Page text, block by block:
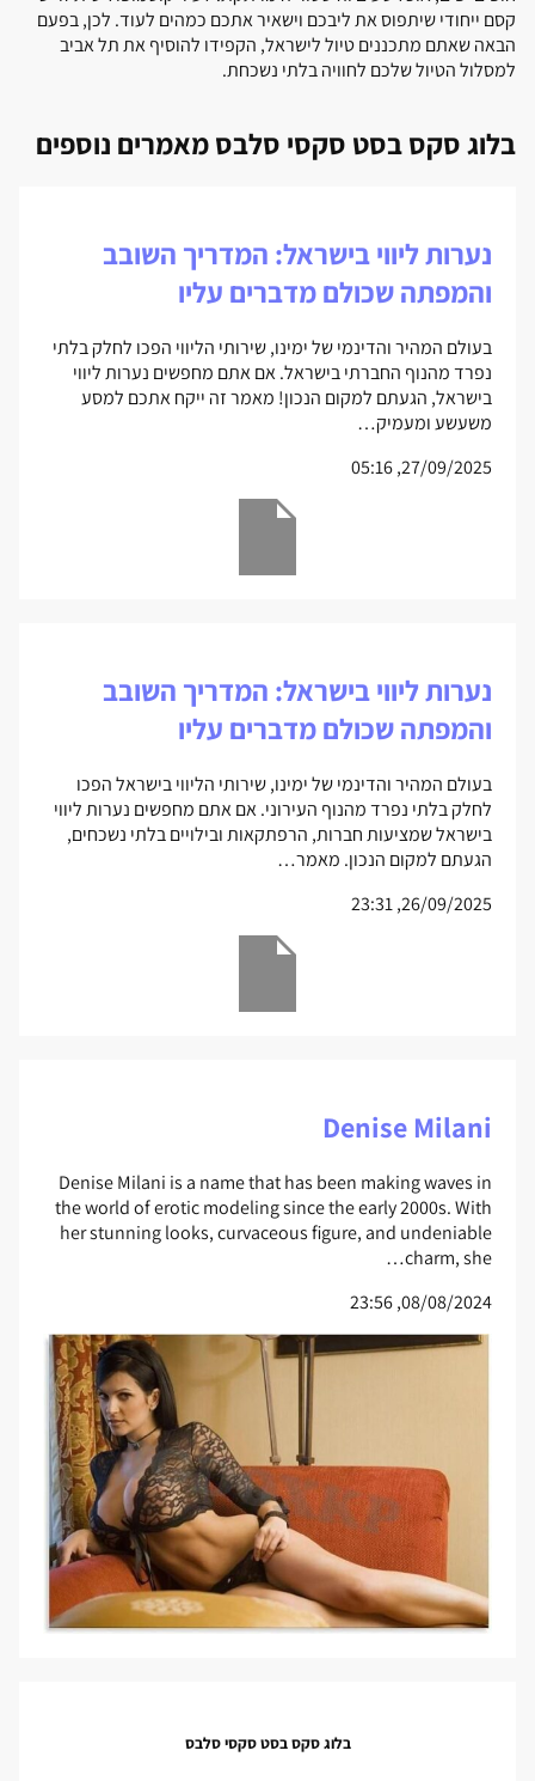
קסם ייחודי שיתפוס את ליבכם וישאיר אתכם כמהים לעוד. לכן, בפעם
הבאה שאתם מתכננים טיול לישראל, הקפידו להוסיף את תל אביב
למסלול הטיול שלכם לחוויה בלתי נשכחת.
בלוג סקס בסט סקסי סלבס מאמרים נוספים
נערות ליווי בישראל: המדריך השובב
והמפתה שכולם מדברים עליו
בעולם המהיר והדינמי של ימינו, שירותי הליווי הפכו לחלק בלתי
נפרד מהנוף החברתי בישראל. אם אתם מחפשים נערות ליווי
בישראל, הגעתם למקום הנכון! מאמר זה ייקח אתכם למסע
משעשע ומעמיק…
27/09/2025, 05:16
נערות ליווי בישראל: המדריך השובב
והמפתה שכולם מדברים עליו
בעולם המהיר והדינמי של ימינו, שירותי הליווי בישראל הפכו
לחלק בלתי נפרד מהנוף העירוני. אם אתם מחפשים נערות ליווי
בישראל שמציעות חברות, הרפתקאות ובילויים בלתי נשכחים,
הגעתם למקום הנכון. מאמר…
26/09/2025, 23:31
Denise Milani
Denise Milani is a name that has been making waves in
the world of erotic modeling since the early 2000s. With
her stunning looks, curvaceous figure, and undeniable
charm, she…
08/08/2024, 23:56
בלוג סקס בסט סקסי סלבס